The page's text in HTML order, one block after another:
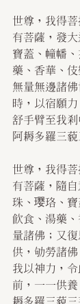
世尊，我得
有菩薩，發
寶蓋、幢幡
藥、香華、
無量無邊諸
時，以宿願
舒手臂至我
阿耨多羅三藐
世尊，我得
有菩薩，隨
珠、璎珞、寶
飲食、湯藥
量諸佛；又
供，劬勞諸
我以神力，
前，一一供
耨多羅三藐三